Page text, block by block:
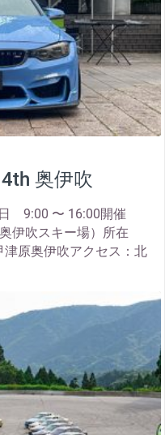
奥伊吹
9:00 〜 16:00開催
伊吹スキー場）所在
原奥伊吹アクセス：北